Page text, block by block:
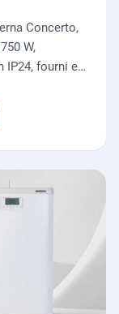
Concerto,
W,
IP24, fourni et